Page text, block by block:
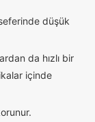
düşük
da hızlı bir
içinde